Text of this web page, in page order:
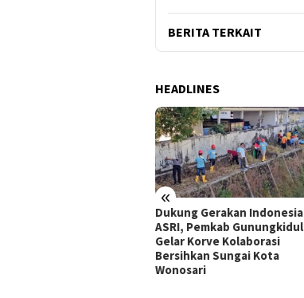
BERITA TERKAIT
HEADLINES
«
Dukung Gerakan Indonesia
ASRI, Pemkab Gunungkidul
Gelar Korve Kolaborasi
Bersihkan Sungai Kota
Wonosari